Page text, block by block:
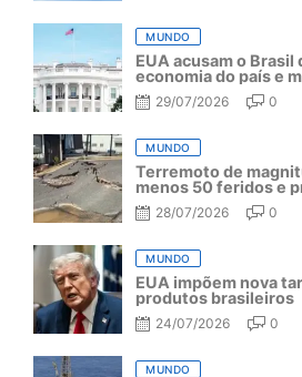
MUNDO
EUA acusam o
economia do país e
por mais um ano
29/07/2026 0
MUNDO
Terremoto de
menos 50 feridos e
Japão
28/07/2026 0
MUNDO
EUA impõem nova
produtos brasileiros
24/07/2026 0
MUNDO